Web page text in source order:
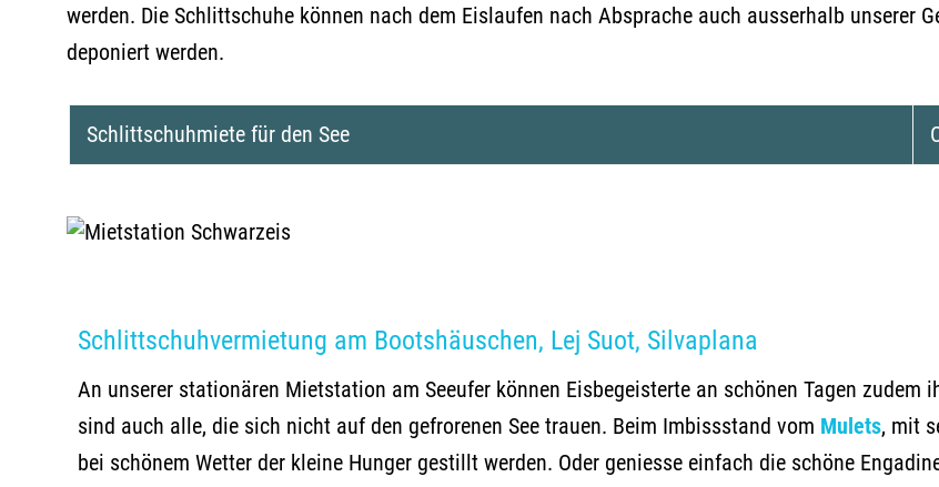
werden. Die Schlittschuhe können nach dem Eislaufen nach Absprache auch ausserhalb unserer
deponiert werden.
Schlittschuhmiete für den See
Schlittschuhvermietung am Bootshäuschen, Lej Suot, Silvaplana
An unserer stationären Mietstation am Seeufer können Eisbegeisterte an schönen Tagen
sind auch alle, die sich nicht auf den gefrorenen See trauen. Beim Imbissstand vom Mulets, mit
bei schönem Wetter der kleine Hunger gestillt werden. Oder geniesse einfach die schöne